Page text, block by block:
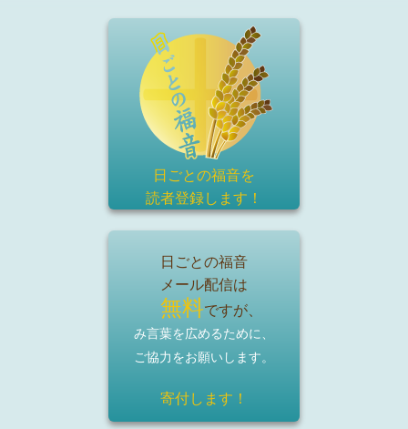
日ごとの福音を
読者登録します！
日ごとの福音
メール配信は
無料ですが、
み言葉を広めるために、
ご協力をお願いします。
寄付します！